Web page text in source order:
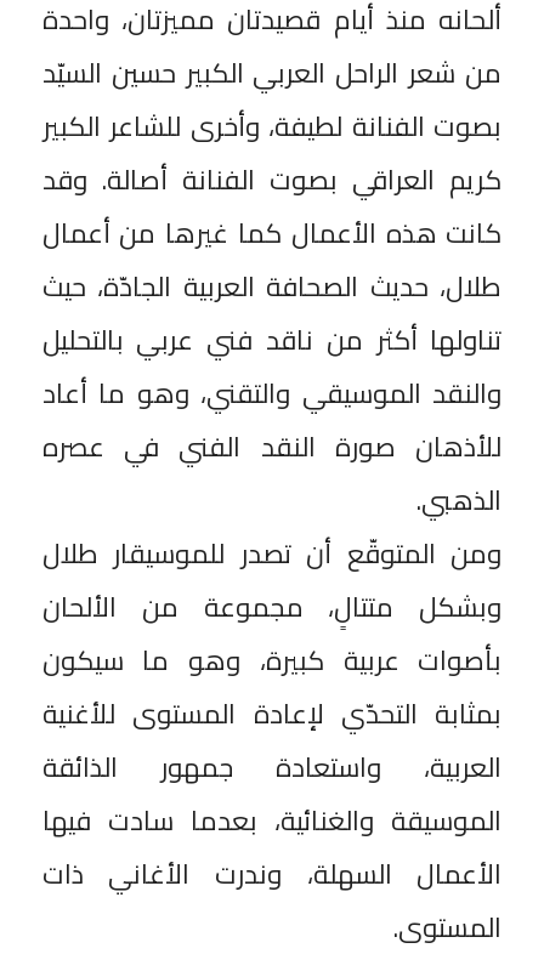
ألحانه منذ أيام قصيدتان مميزتان، واحدة
من شعر الراحل العربي الكبير حسين السيّد
بصوت الفنانة لطيفة، وأخرى للشاعر الكبير
كريم العراقي بصوت الفنانة أصالة. وقد
كانت هذه الأعمال كما غيرها من أعمال
طلال، حديث الصحافة العربية الجادّة، حيث
تناولها أكثر من ناقد فني عربي بالتحليل
والنقد الموسيقي والتقني، وهو ما أعاد
للأذهان صورة النقد الفني في عصره
الذهبي.
‎ومن المتوقّع أن تصدر للموسيقار طلال
وبشكل متتالٍ، مجموعة من الألحان
بأصوات عربية كبيرة، وهو ما سيكون
بمثابة التحدّي لإعادة المستوى للأغنية
العربية، واستعادة جمهور الذائقة
الموسيقة والغنائية، بعدما سادت فيها
الأعمال السهلة، وندرت الأغاني ذات
المستوى.